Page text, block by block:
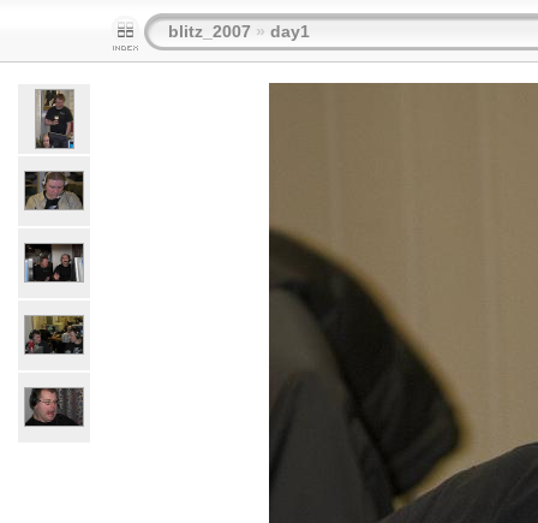
blitz_2007 » day1